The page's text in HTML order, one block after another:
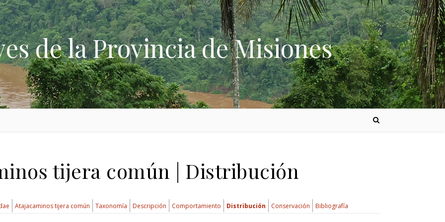
de la Provincia de Misiones
tijera común | Distribución
Atajacaminos tijera común Taxonomía Descripción Comportamiento Distribución Conservación Bibliografía